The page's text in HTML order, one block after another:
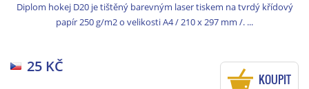
Diplom hokej D20 je tištěný barevným laser tiskem na tvrdý křídový
papír 250 g/m2 o velikosti A4 / 210 x 297 mm /. ...
25 KČ
KOUPIT